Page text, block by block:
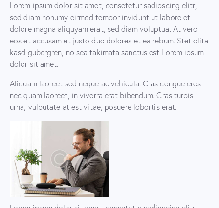
Lorem ipsum dolor sit amet, consetetur sadipscing elitr,
sed diam nonumy eirmod tempor invidunt ut labore et
dolore magna aliquyam erat, sed diam voluptua. At vero
eos et accusam et justo duo dolores et ea rebum. Stet clita
kasd gubergren, no sea takimata sanctus est Lorem ipsum
dolor sit amet.
Aliquam laoreet sed neque ac vehicula. Cras congue eros
nec quam laoreet, in viverra erat bibendum. Cras turpis
urna, vulputate at est vitae, posuere lobortis erat.